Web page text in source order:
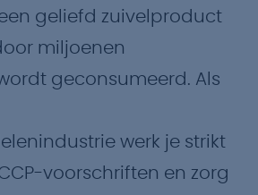
geliefd zuivelproduct
miljoenen
geconsumeerd. Als
werk je strikt
voorschriften en zorg